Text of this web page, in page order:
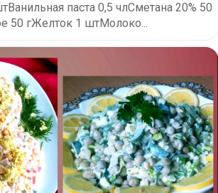
паста 0,5 члСметана 20% 50
50 гЖелток 1 штМолоко...